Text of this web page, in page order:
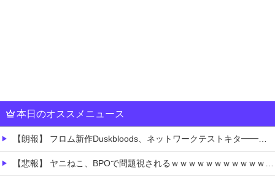
本日のオススメニュース
【朗報】 フロム新作Duskbloods、ネットワークテストキタ━━━━(゜∀゜)━━━━!!
【悲報】 ヤニねこ、BPOで問題視されるｗｗｗｗｗｗｗｗｗｗｗｗｗ